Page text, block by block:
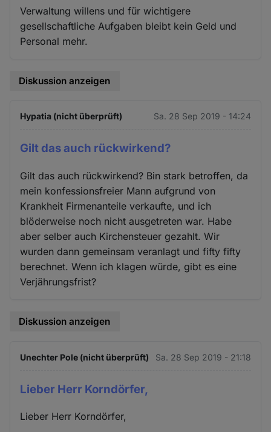
Verwaltung willens und für wichtigere
gesellschaftliche Aufgaben bleibt kein Geld und
Personal mehr.
Diskussion anzeigen
Hypatia (nicht überprüft) Sa. 28 Sep 2019 - 14:24
Gilt das auch rückwirkend?
Gilt das auch rückwirkend? Bin stark betroffen, da
mein konfessionsfreier Mann aufgrund von
Krankheit Firmenanteile verkaufte, und ich
blöderweise noch nicht ausgetreten war. Habe
aber selber auch Kirchensteuer gezahlt. Wir
wurden dann gemeinsam veranlagt und fifty fifty
berechnet. Wenn ich klagen würde, gibt es eine
Verjährungsfrist?
Diskussion anzeigen
Unechter Pole (nicht überprüft) Sa. 28 Sep 2019 - 21:18
Lieber Herr Korndörfer,
Lieber Herr Korndörfer,